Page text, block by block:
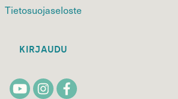
Tietosuojaseloste
KIRJAUDU